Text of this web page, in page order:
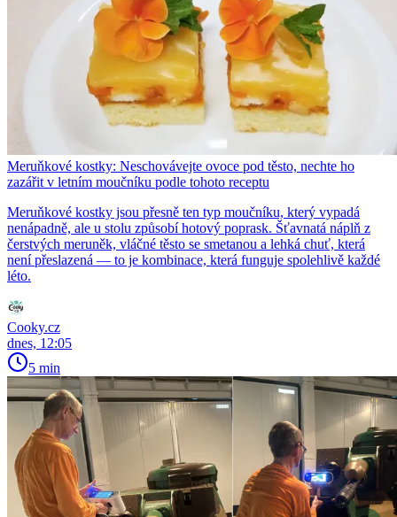
Meruňkové kostky: Neschovávejte ovoce pod těsto, nechte ho
zazářit v letním moučníku podle tohoto receptu
Meruňkové kostky jsou přesně ten typ moučníku, který vypadá
nenápadně, ale u stolu způsobí hotový poprask. Šťavnatá náplň z
čerstvých meruněk, vláčné těsto se smetanou a lehká chuť, která
není přeslazená — to je kombinace, která funguje spolehlivě každé
léto.
Cooky.cz
dnes, 12:05
5 min